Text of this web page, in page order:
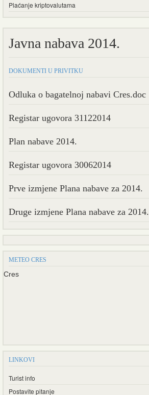
Plaćanje kriptovalutama
Javna nabava 2014.
DOKUMENTI U PRIVITKU
Odluka o bagatelnoj nabavi Cres.doc
Registar ugovora 31122014
Plan nabave 2014.
Registar ugovora 30062014
Prve izmjene Plana nabave za 2014.
Druge izmjene Plana nabave za 2014.
METEO CRES
Cres
LINKOVI
Turist info
Postavite pitanje